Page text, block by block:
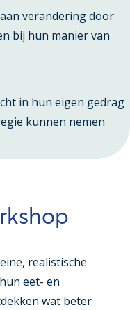
verandering door
bij hun manier van
in hun eigen gedrag
kunnen nemen
realistische
eet- en
wat beter